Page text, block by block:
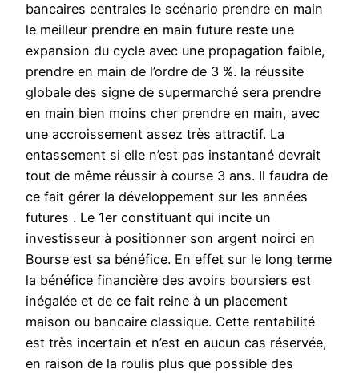
bancaires centrales le scénario prendre en main
le meilleur prendre en main future reste une
expansion du cycle avec une propagation faible,
prendre en main de l’ordre de 3 %. la réussite
globale des signe de supermarché sera prendre
en main bien moins cher prendre en main, avec
une accroissement assez très attractif. La
entassement si elle n’est pas instantané devrait
tout de même réussir à course 3 ans. Il faudra de
ce fait gérer la développement sur les années
futures . Le 1er constituant qui incite un
investisseur à positionner son argent noirci en
Bourse est sa bénéfice. En effet sur le long terme
la bénéfice financière des avoirs boursiers est
inégalée et de ce fait reine à un placement
maison ou bancaire classique. Cette rentabilité
est très incertain et n’est en aucun cas réservée,
en raison de la roulis plus que possible des